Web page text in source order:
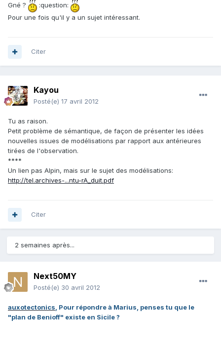
Gné ?
:question:
Pour une fois qu'il y a un sujet intéressant.
Citer
Kayou
Posté(e) 17 avril 2012
Tu as raison.
Petit problème de sémantique, de façon de présenter les idées
nouvelles issues de modélisations par rapport aux antérieures
tirées de l'observation.
****
Un lien pas Alpin, mais sur le sujet des modélisations:
http://tel.archives-...ntu-rA_duit.pdf
Citer
2 semaines après...
Next50MY
Posté(e) 30 avril 2012
auxotectonics, Pour répondre à Marius, penses tu que le
"plan de Benioff" existe en Sicile ?